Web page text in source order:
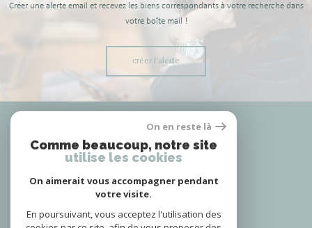
Créer une alerte email et recevez les biens correspondants à votre recherche dans
votre boîte mail !
créer l'alerte
adhérons
Nous
suivre
On en reste là
Comme beaucoup, notre site
utilise les cookies
On aimerait vous accompagner pendant
votre visite.
En poursuivant, vous acceptez l'utilisation des